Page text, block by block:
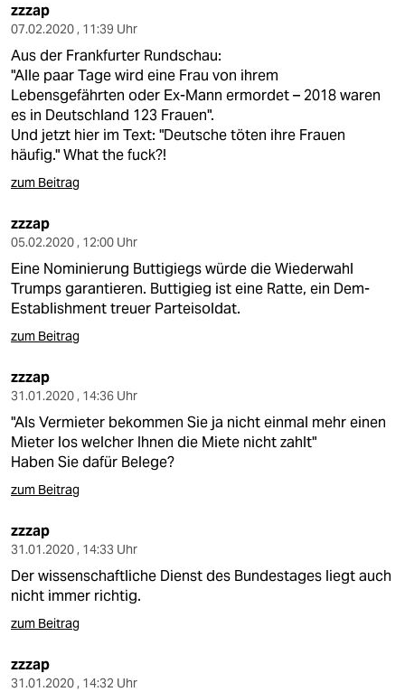
zzzap
07.02.2020 , 11:39 Uhr
Aus der Frankfurter Rundschau:
"Alle paar Tage wird eine Frau von ihrem
Lebensgefährten oder Ex-Mann ermordet – 2018 waren
es in Deutschland 123 Frauen".
Und jetzt hier im Text: "Deutsche töten ihre Frauen
häufig." What the fuck?!
zum Beitrag
zzzap
05.02.2020 , 12:00 Uhr
Eine Nominierung Buttigiegs würde die Wiederwahl
Trumps garantieren. Buttigieg ist eine Ratte, ein Dem-
Establishment treuer Parteisoldat.
zum Beitrag
zzzap
31.01.2020 , 14:36 Uhr
"Als Vermieter bekommen Sie ja nicht einmal mehr einen
Mieter los welcher Ihnen die Miete nicht zahlt"
Haben Sie dafür Belege?
zum Beitrag
zzzap
31.01.2020 , 14:33 Uhr
Der wissenschaftliche Dienst des Bundestages liegt auch
nicht immer richtig.
zum Beitrag
zzzap
31.01.2020 , 14:32 Uhr